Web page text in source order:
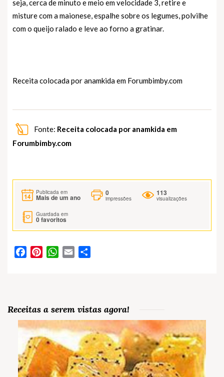
seja, cerca de minuto e meio em velocidade 3, retire e
misture com a maionese, espalhe sobre os legumes, polvilhe
com o queijo ralado e leve ao forno a gratinar.
Receita colocada por anamkida em Forumbimby.com
Fonte: Receita colocada por anamkida em
Forumbimby.com
Publicada em
Mais de um ano
0
impressões
113
visualizações
Guardada em
0favoritos
FacebookPinterestWhatsApp
Email
Receitas a serem vistas agora!